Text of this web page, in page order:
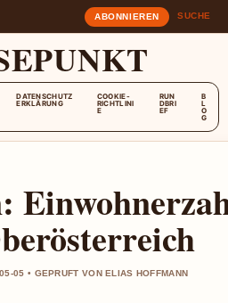
ABONNIEREN SUCHE
DATENSCHUTZ
ERKLÄRUNG
COOKIE-
RICHTLINI
E
RUN
DBRI
EF
B
L
O
G
05 • GEPRUFT VON ELIAS HOFFMANN